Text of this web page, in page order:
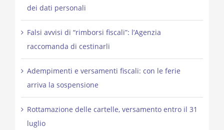
dei dati personali
Falsi avvisi di “rimborsi fiscali”: l’Agenzia
raccomanda di cestinarli
Adempimenti e versamenti fiscali: con le ferie
arriva la sospensione
Rottamazione delle cartelle, versamento entro il 31
luglio